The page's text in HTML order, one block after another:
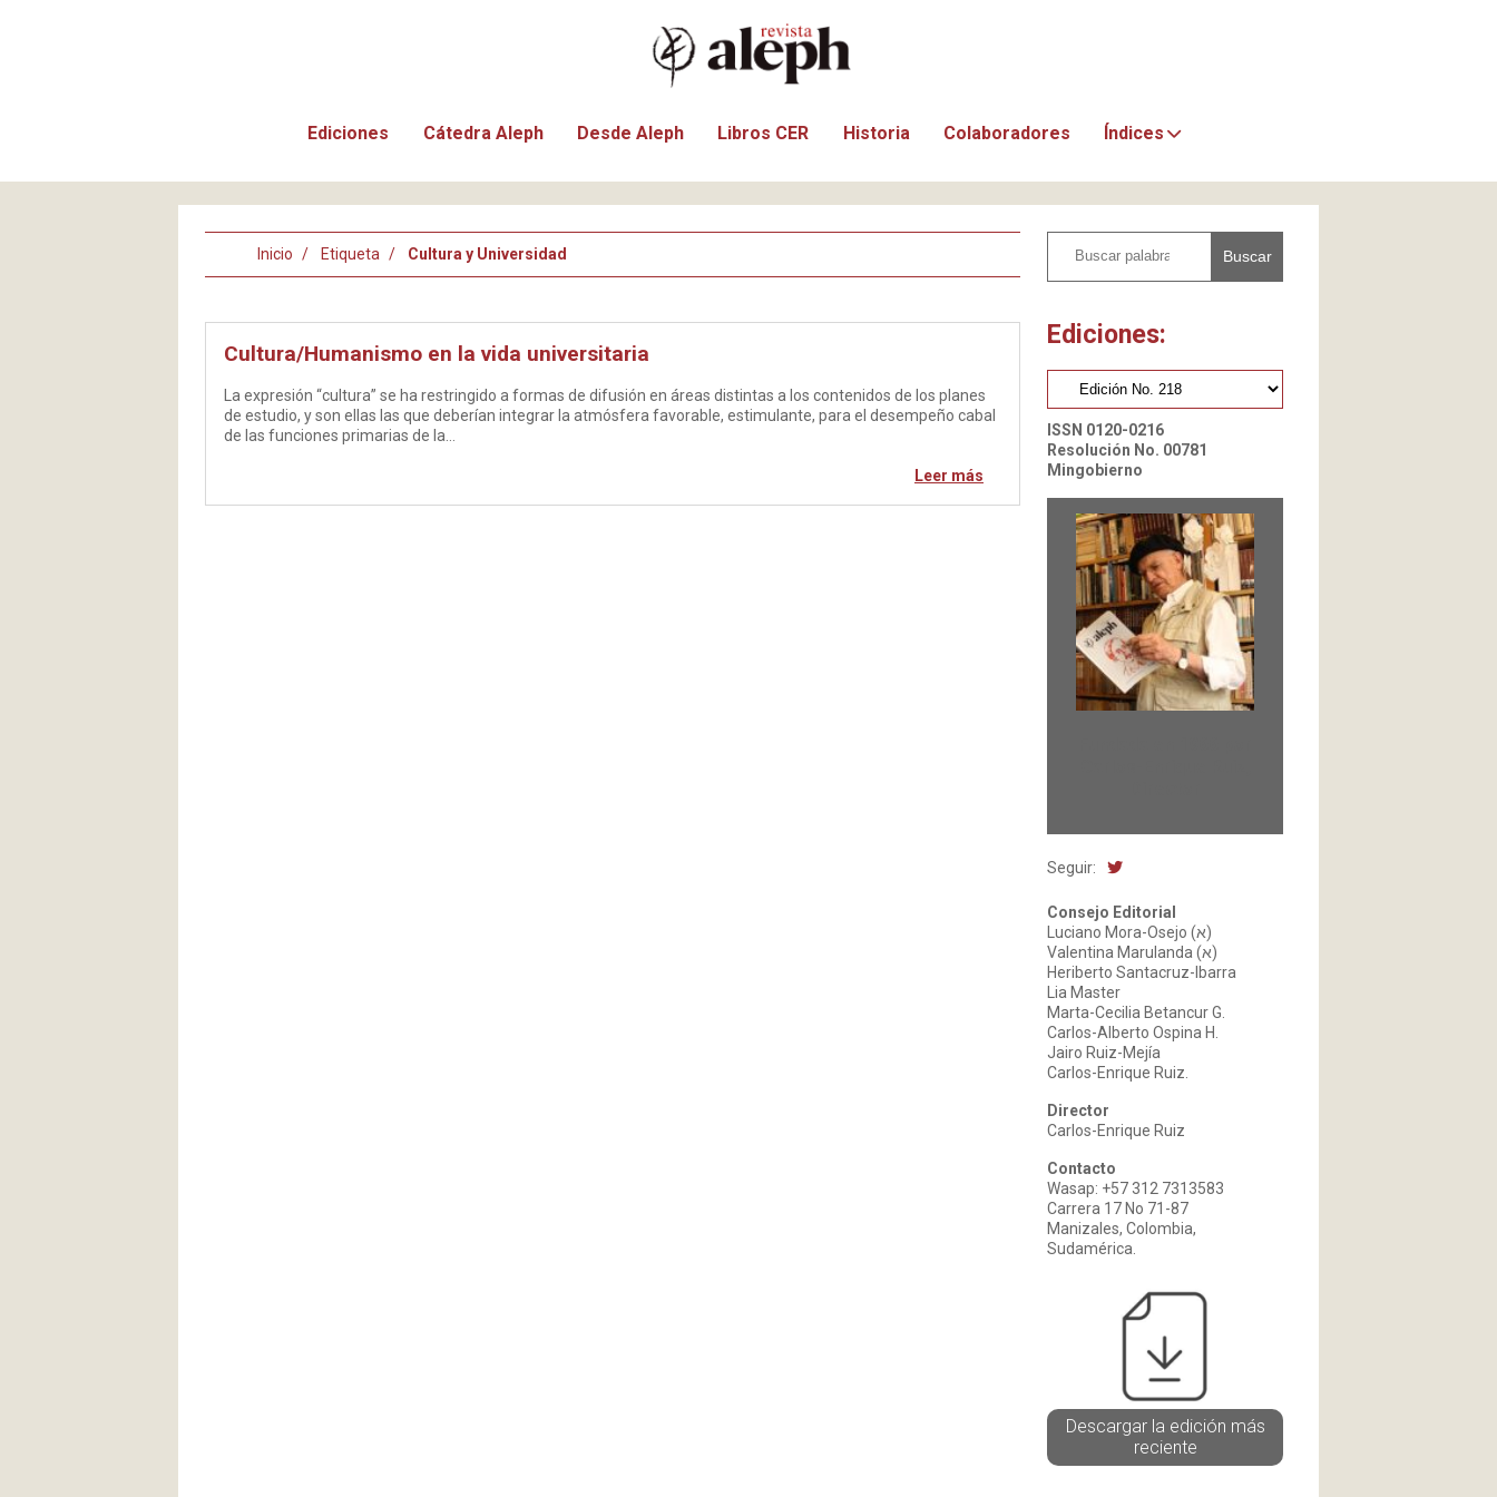
Ediciones Cátedra Aleph Desde Aleph Libros CER Historia Colaboradores Índices
Inicio Etiqueta Cultura y Universidad
Cultura/Humanismo en la vida universitaria
La expresión “cultura” se ha restringido a formas de difusión en áreas distintas a los contenidos de los planes
de estudio, y son ellas las que deberían integrar la atmósfera favorable, estimulante, para el desempeño cabal
de las funciones primarias de la…
Leer más
Buscar
Ediciones:
ISSN 0120-0216
Resolución No. 00781
Mingobierno
Seguir:
Consejo Editorial
Luciano Mora-Osejo (א)
Valentina Marulanda (א)
Heriberto Santacruz-Ibarra
Lia Master
Marta-Cecilia Betancur G.
Carlos-Alberto Ospina H.
Jairo Ruiz-Mejía
Carlos-Enrique Ruiz.
Director
Carlos-Enrique Ruiz
Contacto
Wasap: +57 312 7313583
Carrera 17 No 71-87
Manizales, Colombia,
Sudamérica.
Descargar la edición más
reciente